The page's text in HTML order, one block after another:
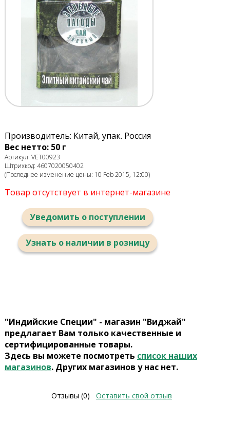
Производитель: Китай, упак. Россия
Вес нетто: 50 г
Артикул: VET00923
Штрихкод: 4607020050402
(Последнее изменение цены: 10 Feb 2015, 12:00)
Товар отсутствует в интернет-магазине
Уведомить о поступлении
Узнать о наличии в розницу
"Индийские Специи" - магазин "Виджай"
предлагает Вам только качественные и
сертифицированные товары.
Здесь вы можете посмотреть список наших
магазинов. Других магазинов у нас нет.
Отзывы (0) Оставить свой отзыв